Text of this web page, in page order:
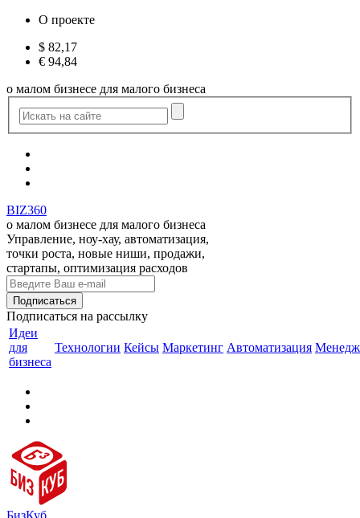
О проекте
$ 82,17
€ 94,84
о малом бизнесе для малого бизнеса
BIZ360
о малом бизнесе для малого бизнеса
Управление, ноу-хау, автоматизация,
точки роста, новые ниши, продажи,
стартапы, оптимизация расходов
Подписаться на рассылку
Идеи
для
бизнеса
Технологии Кейсы Маркетинг Автоматизация
БизКуб